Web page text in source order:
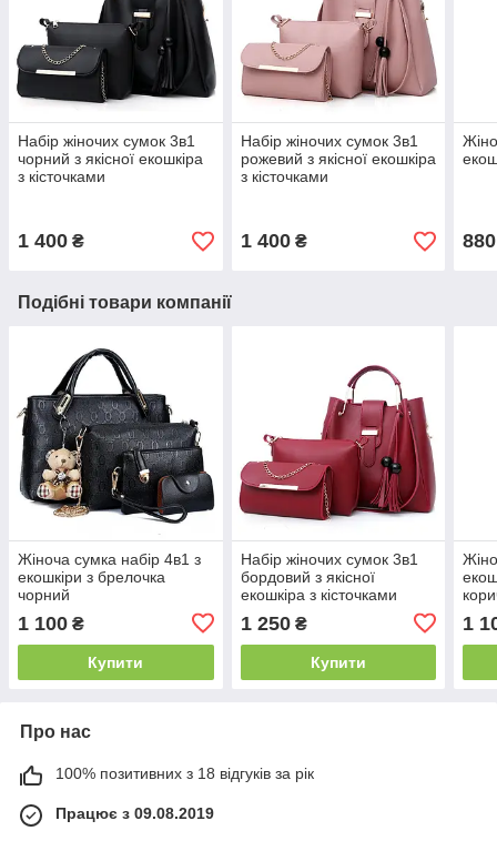
Набір жіночих сумок 3в1
чорний з якісної екошкіра
з кісточками
1 400 ₴
Набір жіночих сумок 3в1
рожевий з якісної екошкіра
з кісточками
1 400₴ 880
Подібні товари компанії
Жіноча сумка набір 4в1 з
екошкіри з брелочка
чорний
1 100 ₴
Купити
Набір жіночих сумок 3в1
бордовий з якісної
екошкіра з кісточками
1 250₴
Купити
1
Про нас
100% позитивних з 18 відгуків за рік
Працює з 09.08.2019